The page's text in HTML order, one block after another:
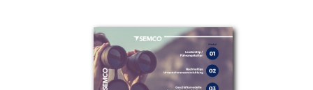
Standorte
Partner